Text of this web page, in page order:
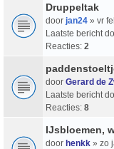
Druppeltak
door jan24 » vr
Laatste bericht
Reacties: 2
door Gerard de
Laatste bericht
Reacties: 8
IJsbloemen,
door henkk » zo